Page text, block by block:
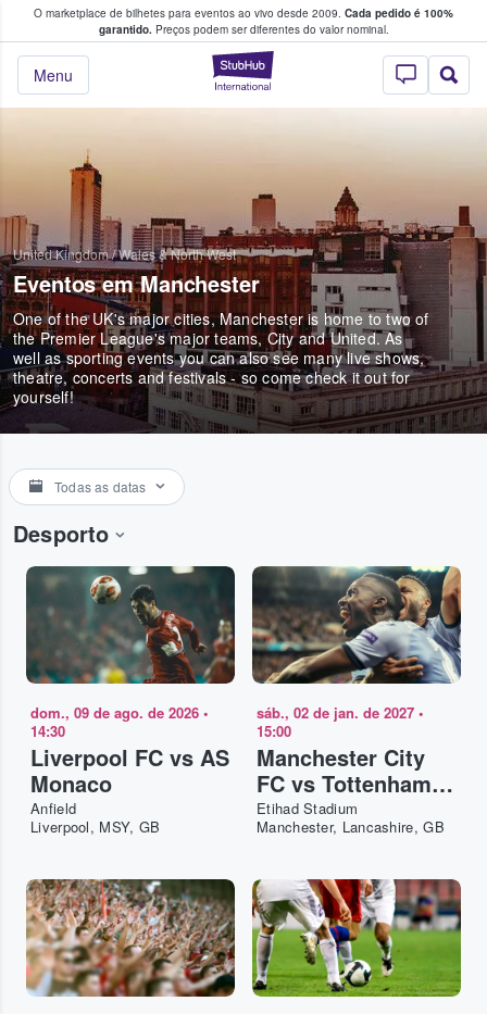
O marketplace de bilhetes para eventos ao vivo desde 2009. Cada pedido é 100%
garantido.Preços podem ser diferentes do valor nominal.
StubHub – onde
Menu
fãs compram e vendem bilhetes
United Kingdom/Wales & North West
Eventos em Manchester
One of the UK's major cities, Manchester is home to two of
the Premier League's major teams, City and United. As
well as sporting events you can also see many live shows,
theatre, concerts and festivals - so come check it out for
yourself!
Todas as datas
Desporto
dom., 09 de ago. de 2026 •
14:30
Liverpool FC vs AS
Monaco
Anfield
Liverpool, MSY, GB
sáb., 02 de jan. de 2027 •
15:00
Manchester City
FC vs Tottenham
Hotspur
Etihad Stadium
Manchester, Lancashire, GB